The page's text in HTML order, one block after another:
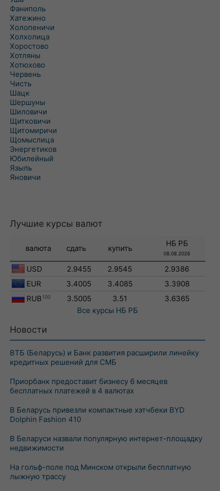
Фаниполь
Хатежино
Холопеничи
Холхолица
Хоростово
Хотляны
Хотюхово
Червень
Чисть
Шацк
Шершуны
Шиловичи
Щитковичи
Щитомиричи
Щомыслица
Энергетиков
Юбилейный
Языль
Яновичи
Лучшие курсы валют
валюта сдать купить
НБ РБ
08.08.2026
USD 2.9455 2.9545
2.9386
EUR
3.4005 3.4085
3.3908
RUB 100 3.5005 3.51
3.6365
Все курсы НБ РБ
Новости
ВТБ (Беларусь) и Банк развития расширили линейку
кредитных решений для СМБ
Приорбанк предоставит бизнесу 6 месяцев
бесплатных платежей в 4 валютах
В Беларусь привезли компактные хэтчбеки BYD
Dolphin Fashion 410
В Беларуси назвали популярную интернет-площадку
недвижимости
На гольф-поле под Минском открыли бесплатную
лыжную трассу